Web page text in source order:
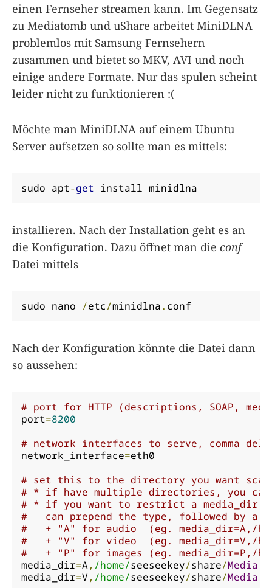
einen Fern­se­her strea­men kann. Im Gegensatz
zu Mediatomb und uShare arbeitet MiniDLNA
problemlos mit Samsung Fernsehern
zusammen und bietet so MKV, AVI und noch
einige andere Formate. Nur das spulen scheint
leider nicht zu funktionieren :(
Möchte man MiniDLNA auf einem Ubuntu
Server aufsetzen so sollte man es mittels:
sudo apt-get install minidlna
installieren. Nach der Installation geht es an
die Konfiguration. Dazu öffnet man die conf
Datei mittels
sudo nano /etc/minidlna. conf
Nach der Konfiguration könnte die Datei dann
so aussehen:
# port for HTTP (descriptions, SOAP,
port=8200
# network interfaces to serve, comma
network_interface=eth0
# set this to the directory you want
# * if have multiple directories, you can
# * if you want to restrict a media_dir
#   can prepend the type, followed by a
#   + "A" for audio  (eg. media_dir=A,/
#   + "V" for video  (eg. media_dir=V,/
#   + "P" for images (eg. media_dir=P,/
media_dir=A, /home/seeseekey/share/Media
media_dir=V , /home/seeseekey/share/Media